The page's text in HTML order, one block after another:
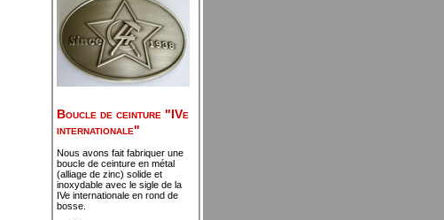
Boucle de ceinture "IVe
internationale"
Nous avons fait fabriquer une
boucle de ceinture en métal
(alliage de zinc) solide et
inoxydable avec le sigle de la
IVe internationale en rond de
bosse.